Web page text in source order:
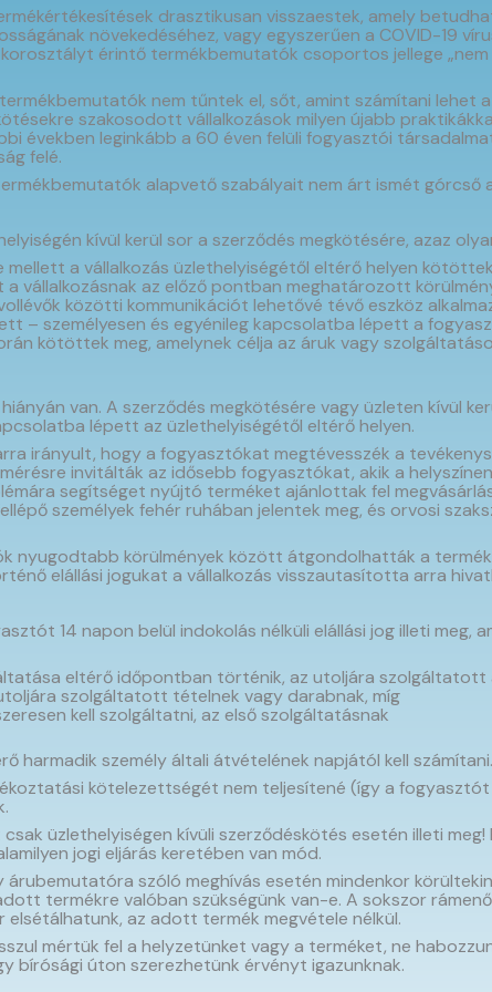
drasztikusan visszaestek, amely
növekedéséhez, vagy egyszerűen a COVID-19
érintő termékbemutatók csoportos jellege
nem tűntek el, sőt, amint számítani lehet
szakosodott vállalkozások milyen újabb
években leginkább a 60 éven felüli fogyasztói
felé.
alapvető szabályait nem árt ismét górcső
kívül kerül sor a szerződés megkötésére, azaz
mellett a vállalkozás üzlethelyiségétől eltérő helyen
vállalkozásnak az előző pontban meghatározott
közötti kommunikációt lehetővé tévő eszköz
– személyesen és egyénileg kapcsolatba lépett a
kötöttek meg, amelynek célja az áruk vagy
van. A szerződés megkötésére vagy üzleten kívül
lépett az üzlethelyiségétől eltérő helyen.
irányult, hogy a fogyasztókat megtévesszék a
invitálták az idősebb fogyasztókat, akik a
segítséget nyújtó terméket ajánlottak fel
személyek fehér ruhában jelentek meg, és orvosi
nyugodtabb körülmények között átgondolhatták a
elállási jogukat a vállalkozás visszautasította arra
14 napon belül indokolás nélküli elállási jog illeti meg,
eltérő időpontban történik, az utoljára szolgáltatott
szolgáltatott tételnek vagy darabnak, míg
kell szolgáltatni, az első szolgáltatásnak
harmadik személy általi átvételének napjától kell számítani.
kötelezettségét nem teljesítené (így a
üzlethelyiségen kívüli szerződéskötés esetén illeti
jogi eljárás keretében van mód.
szóló meghívás esetén mindenkor
termékre valóban szükségünk van-e. A sokszor
elsétálhatunk, az adott termék megvétele nélkül.
mértük fel a helyzetünket vagy a terméket, ne
bírósági úton szerezhetünk érvényt igazunknak.